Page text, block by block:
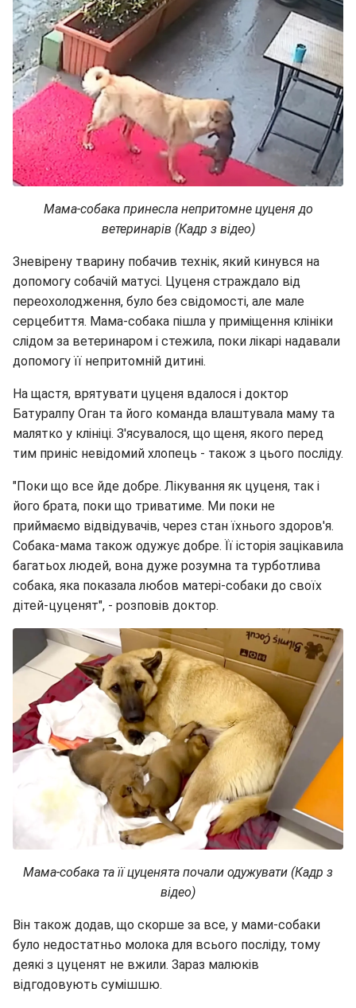
Мама-собака принесла непритомне цуценя до
ветеринарів (Кадр з відео)
Зневірену тварину побачив технік, який кинувся на
допомогу собачій матусі. Цуценя страждало від
переохолодження, було без свідомості, але мале
серцебиття. Мама-собака пішла у приміщення клініки
слідом за ветеринаром і стежила, поки лікарі надавали
допомогу її непритомній дитині.
На щастя, врятувати цуценя вдалося і доктор
Батуралпу Оган та його команда влаштувала маму та
малятко у клініці. З'ясувалося, що щеня, якого перед
тим приніс невідомий хлопець - також з цього посліду.
"Поки що все йде добре. Лікування як цуценя, так і
його брата, поки що триватиме. Ми поки не
приймаємо відвідувачів, через стан їхнього здоров'я.
Собака-мама також одужує добре. Її історія зацікавила
багатьох людей, вона дуже розумна та турботлива
собака, яка показала любов матері-собаки до своїх
дітей-цуценят", - розповів доктор.
Мама-собака та її цуценята почали одужувати (Кадр з
відео)
Він також додав, що скорше за все, у мами-собаки
було недостатньо молока для всього посліду, тому
деякі з цуценят не вжили. Зараз малюків
відгодовують сумішшю.